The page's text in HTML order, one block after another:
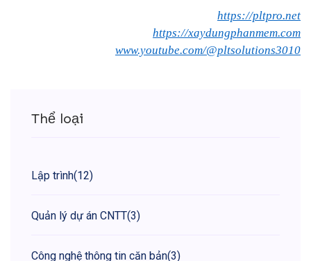
https://pltpro.net
https://xaydungphanmem.com
www.youtube.com/@pltsolutions3010
Thể loại
Lập trình(12)
Quản lý dự án CNTT(3)
Công nghệ thông tin căn bản(3)